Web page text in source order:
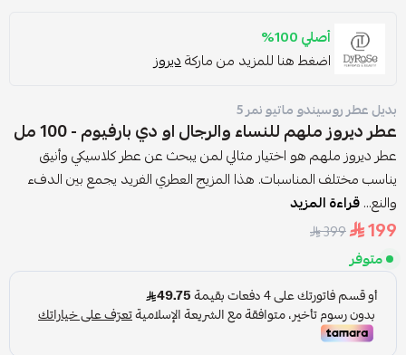
أصلي 100%
اضغط هنا للمزيد من ماركةديروز
بديل عطر روسيندو ماتيو نمر 5
عطر ديروز ملهم للنساء والرجال او دي بارفيوم - 100 مل
عطر ديروز ملهم هو اختيار مثالي لمن يبحث عن عطر كلاسيكي وأنيق
يناسب مختلف المناسبات. هذا المزيج العطري الفريد يجمع بين الدفء
والنع...قراءة المزيد
199
399
متوفر